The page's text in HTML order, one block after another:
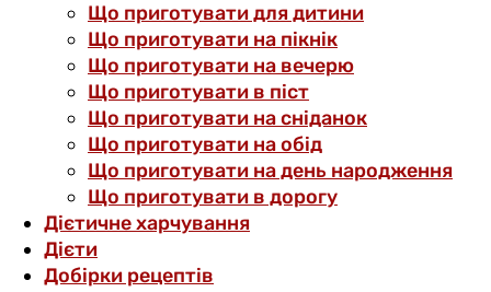
Що приготувати для дитини
Що приготувати на пікнік
Що приготувати на вечерю
Що приготувати в піст
Що приготувати на сніданок
Що приготувати на обід
Що приготувати на день народження
Що приготувати в дорогу
Дієтичне харчування
Дієти
Добірки рецептів